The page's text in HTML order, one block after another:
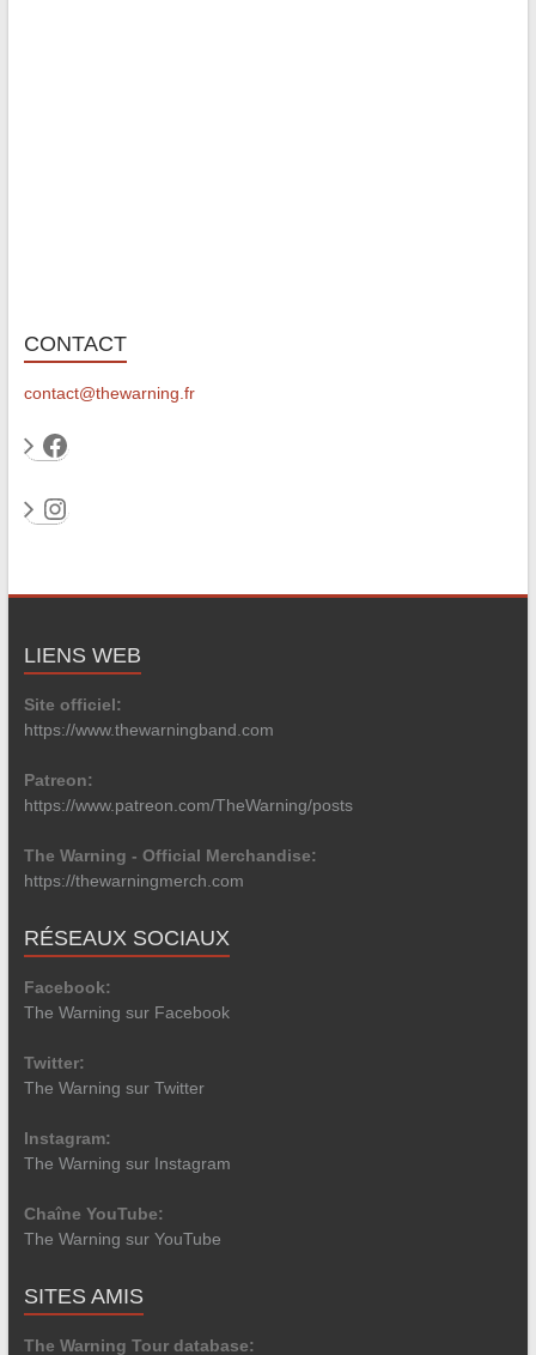
CONTACT
contact@thewarning.fr
Facebook
Instagram
LIENS WEB
Site officiel:
https://www.thewarningband.com
Patreon:
https://www.patreon.com/TheWarning/posts
The Warning - Official Merchandise:
https://thewarningmerch.com
RÉSEAUX SOCIAUX
Facebook:
The Warning sur Facebook
Twitter:
The Warning sur Twitter
Instagram:
The Warning sur Instagram
Chaîne YouTube:
The Warning sur YouTube
SITES AMIS
The Warning Tour database: